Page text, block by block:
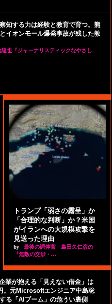
知する力は経験と教育で育つ。熊
イオンモール爆発事故が残した教
達也『ジャーナリスティックなやさし
トランプ「弱さの露呈」か
「合理的な判断」か？米国
がイランへの大規模攻撃を
見送った理由
by
最後の調停官 島田久仁彦の
『無敵の交渉・…
業が抱える「見えない借金」は
。元Microsoftエンジニア中島聡
る「AIブーム」の危うい裏側